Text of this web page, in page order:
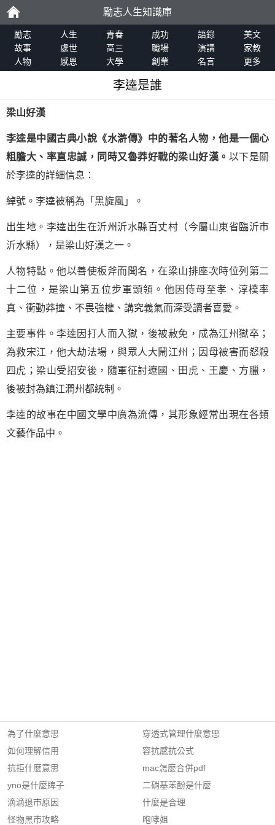
勵
志
勵志人生知識庫
勵志 人生 青春 成功 語錄
美文
故事
處世 高三 職場 演講
家教
人物
感恩 大學 創業 名言 更多
李逵是誰
梁山好漢
李逵是中國古典小說 《水滸傳》 中的著名人物，他是一個心
粗膽大、率直忠誠，同時又魯莽好戰的梁山好漢。 以下是關
於李逵的詳細信息：
綽號。李逵被稱為「黑旋風」。
出生地。李逵出生在沂州沂水縣百丈村（今屬山東省臨沂市
沂水縣），是梁山好漢之一。
人物特點。他以善使板斧而聞名，在梁山排座次時位列第二
十二位，是梁山第五位步軍頭領。他因侍母至孝、淳樸率
真、衝動莽撞、不畏強權、講究義氣而深受讀者喜愛。
主要事件。李逵因打人而入獄，後被赦免，成為江州獄卒；
為救宋江，他大劫法場，與眾人大鬧江州；因母被害而怒殺
四虎；梁山受招安後，隨軍征討遼國、田虎、王慶、方臘，
後被封為鎮江潤州都統制。
李逵的故事在中國文學中廣為流傳，其形象經常出現在各類
文藝作品中。
為了什麼意思
如何理解信用
抗拒什麼意思
yno是什麼牌子
滴滴退市原因
怪物黑市攻略
穿透式管理什麼意思
容抗感抗公式
mac怎麼合併pdf
二硝基苯酚是什麼
什麼是合理
咆哮姐